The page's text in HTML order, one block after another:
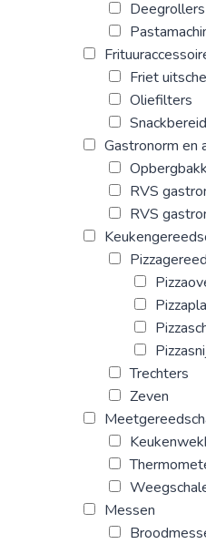
Deegrollers
Friet
Oliefilters
Gastronorm en
RVS
RVS
Trechters
Zeven
Messen